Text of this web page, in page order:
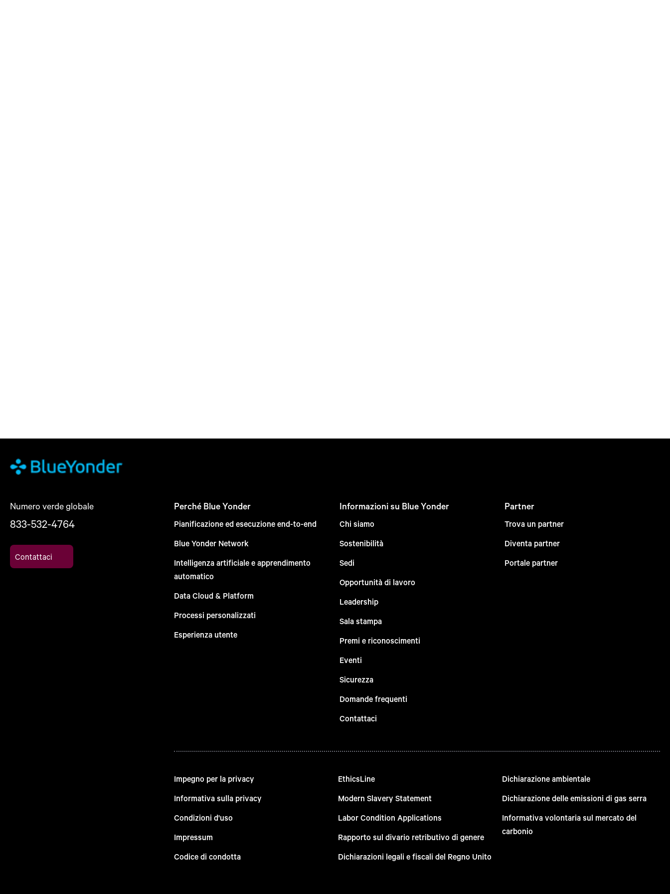
Numero verde globale
833-532-4764
Contattaci
Perché Blue Yonder
Pianificazione ed esecuzione end-to-end
Blue Yonder Network
Intelligenza artificiale e apprendimento
automatico
Data Cloud & Platform
Processi personalizzati
Esperienza utente
Informazioni su Blue Yonder
Chi siamo
Sostenibilità
Sedi
Opportunità di lavoro
Leadership
Sala stampa
Premi e riconoscimenti
Eventi
Sicurezza
Domande frequenti
Contattaci
Partner
Trova un partner
Diventa partner
Portale partner
Impegno per la privacy
Informativa sulla privacy
Condizioni d'uso
Impressum
Codice di condotta
EthicsLine
Modern Slavery Statement
Labor Condition Applications
Rapporto sul divario retributivo di genere
Dichiarazioni legali e fiscali del Regno Unito
Dichiarazione ambientale
Dichiarazione delle emissioni di gas serra
Informativa volontaria sul mercato del
carbonio